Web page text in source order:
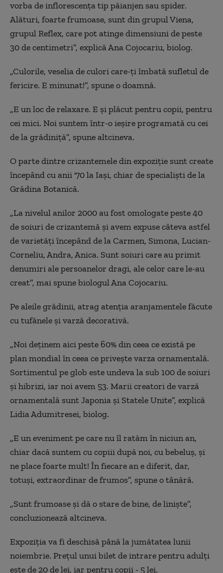
vorba de inflorescența tip păianjen sau spider.
Alături, foarte frumoase, sunt din grupul Viena,
grupul Reflex, care pot atinge dimensiuni de peste
30 de centimetri”, explică Ana Cojocariu, biolog.
„Culorile, veselia de culori care-ți îmbată sufletul de
fericire. E minunat!”, spune o doamnă.
„E un loc de relaxare. E și plăcut pentru copii, pentru
cei mici. Noi suntem într-o ieșire programată cu cei
de la grădiniță”, spune altcineva.
O parte dintre crizantemele din expoziție sunt create
începând cu anii '70 la Iași, chiar de specialiști de la
Grădina Botanică.
„La nivelul anilor 2000 au fost omologate peste 40
de soiuri de crizantemă și avem expuse câteva astfel
de varietăți începând de la Carmen, Simona, Lucian-
Corneliu, Andra, Anica. Sunt soiuri care au primit
denumiri ale persoanelor dragi, ale celor care le-au
creat”, mai spune biologul Ana Cojocariu.
Pe aleile grădinii, atrag atenția aranjamentele făcute
cu tufănele și varză decorativă.
„Noi deținem aici peste 60% din ceea ce există pe
plan mondial în ceea ce privește varza ornamentală.
Sortimentul pe glob este undeva la sub 100 de soiuri
și hibrizi, iar noi avem 53. Marii creatori de varză
ornamentală sunt Japonia și Statele Unite”, explică
Lidia Adumitresei, biolog.
„E un eveniment pe care nu îl ratăm în niciun an,
chiar dacă suntem cu copiii după noi, cu bebeluș, și
ne place foarte mult! În fiecare an e diferit, dar,
totuși, extraordinar de frumos”, spune o tânără.
„Sunt frumoase și dă o stare de bine, de liniște”,
concluzionează altcineva.
Expoziția va fi deschisă până la jumătatea lunii
noiembrie. Prețul unui bilet de intrare pentru adulți
este de 20 de lei, iar pentru copii - 5 lei.